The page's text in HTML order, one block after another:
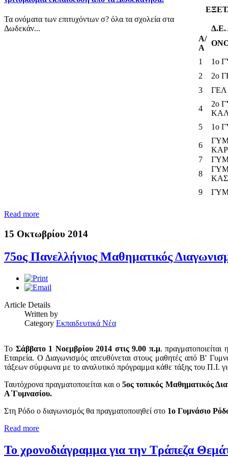
Τα ονόματα των επιτυχόντων σ? όλα τα σχολεία στα
Δωδεκάν...
Α/
Α
1 1ο
2
2ο
3
4
2ο
5 1o
6
7
8
9
Read more
15 Οκτωβρίου 2014
75ος Πανελλήνιος Μαθηματικός
Article Details
Written by
Category Εκπαιδευτικά Νέα
Το Σάββατο 1 Νοεμβρίου 2014 στις 9.00 π.μ.
Εταιρεία. Ο Διαγωνισμός απευθύνεται στους μαθητές από Β'
τάξεων σύμφωνα με το αναλυτικό πρόγραμμα κάθε τάξης του Π.Ι.
Ταυτόχρονα πραγματοποιείται και ο5ος τοπικός Μαθηματικός
Α΄Γυμνασίου.
Στη Ρόδο ο διαγωνισμός θα πραγματοποιηθεί στο 1ο Γυμνάσιο
Read more
Το χρονοδιάγραμμα για την Τράπεζα